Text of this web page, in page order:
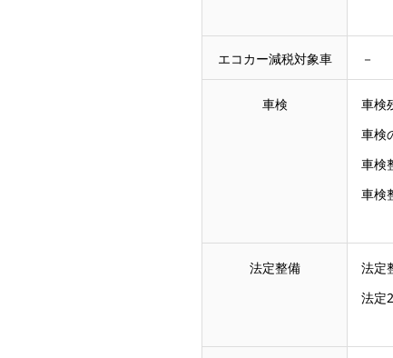
エコカー減税対象車 －
車検
車検
車検
車検
車検
法定整備
法定
法定